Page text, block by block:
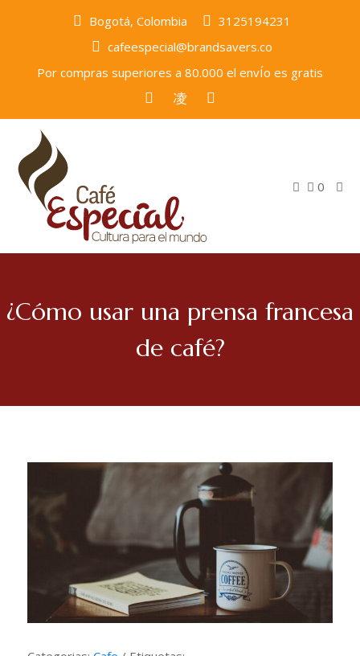
Bogotá, Colombia
3125194231
cafeespecial@brandsavers.co
Por compras superiores a 80.000 el envÍo es gratis
0
¿Cómo usar una prensa francesa
de café?